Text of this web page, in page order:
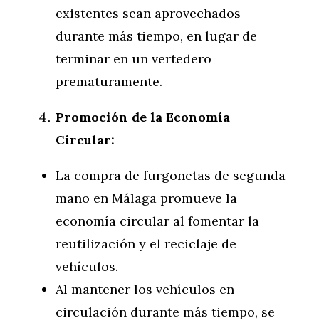
existentes sean aprovechados
durante más tiempo, en lugar de
terminar en un vertedero
prematuramente.
Promoción de la Economía
Circular:
La compra de furgonetas de segunda
mano en Málaga promueve la
economía circular al fomentar la
reutilización y el reciclaje de
vehículos.
Al mantener los vehículos en
circulación durante más tiempo, se